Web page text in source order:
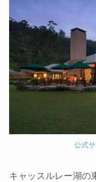
公式
キャッスルレー湖の